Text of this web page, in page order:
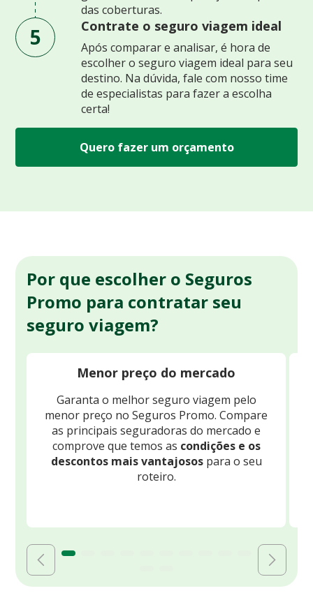
das coberturas.
5 Contrate o seguro viagem ideal
Após comparar e analisar, é hora de
escolher o seguro viagem ideal para seu
destino. Na dúvida, fale com nosso time
de especialistas para fazer a escolha
certa!
Quero fazer um orçamento
Por que escolher o Seguros
Promo para contratar seu
seguro viagem?
Menor preço do mercado
Garanta o melhor seguro viagem pelo
menor preço no Seguros Promo. Compare
as principais seguradoras do mercado e
comprove que temos as condições e os
descontos mais vantajosospara o seu
roteiro.